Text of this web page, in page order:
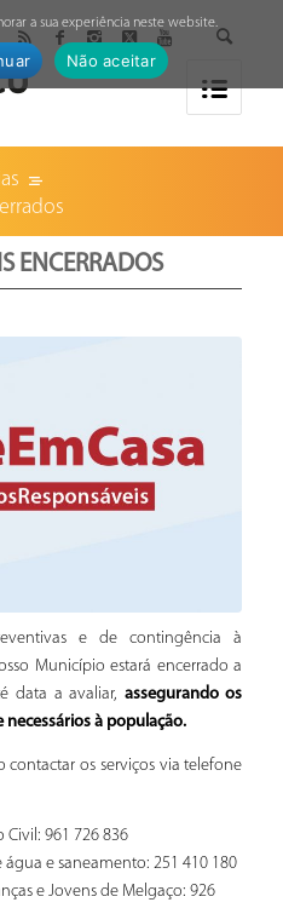
ENCERRADOS
e de contingência à
Município estará encerrado a
data a avaliar, assegurando os
à população.
contactar os serviços via telefone
Civil: 961 726 836
e saneamento: 251 410 180
e Jovens de Melgaço: 926
a sua experiência neste website.
Não aceitar